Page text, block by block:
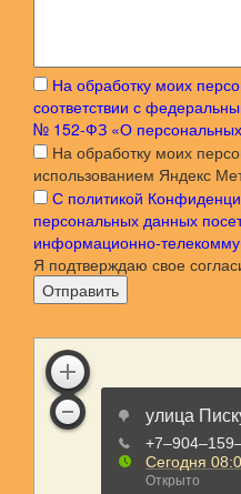
На обработку моих
соответствии с
№ 152-ФЗ «О
На обработку моих
использованием Яндекс
С политикой
персональных данных
информационно-
Я подтверждаю свое
Отправить